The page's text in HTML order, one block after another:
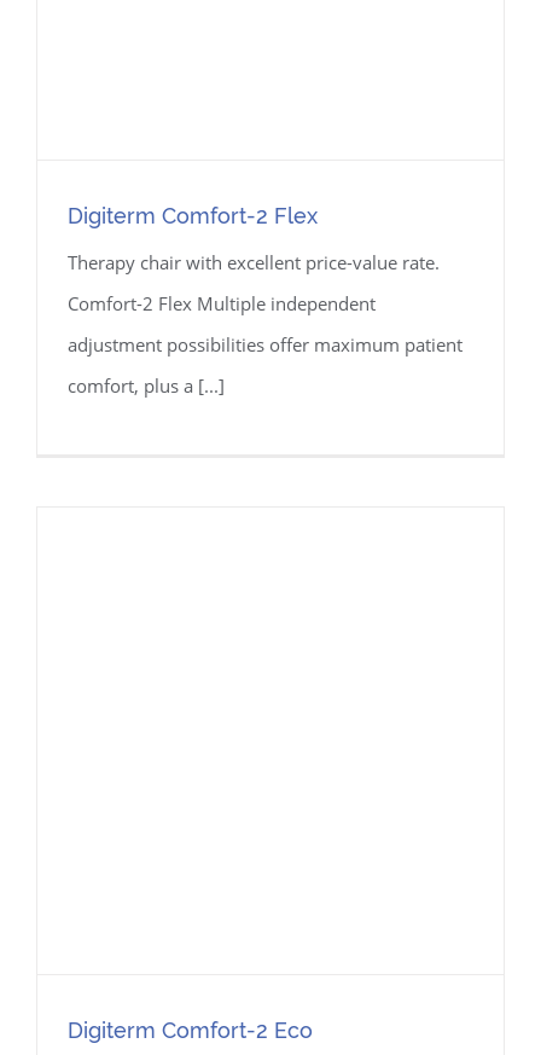
Digiterm Comfort-2 Flex
Therapy chair with excellent price-value rate.
Comfort-2 Flex Multiple independent
adjustment possibilities offer maximum patient
comfort, plus a [...]
Digiterm Comfort-2 Eco